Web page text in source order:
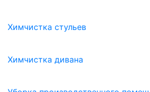
Химчистка стульев
Химчистка дивана